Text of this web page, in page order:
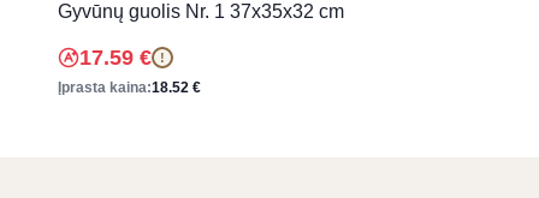
Gyvūnų guolis Nr. 1 37x35x32 cm
17.59 € !
Įprasta kaina:18.52 €